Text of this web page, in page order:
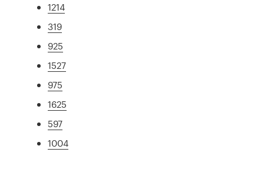
1214
319
925
1527
975
1625
597
1004